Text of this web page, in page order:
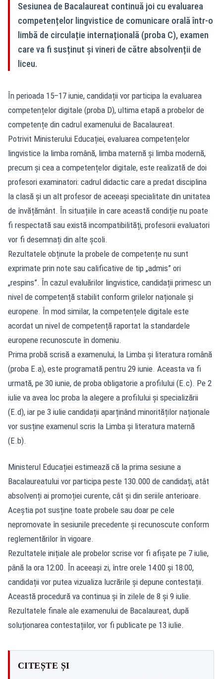
Sesiunea de Bacalaureat continuă joi cu evaluarea
competențelor lingvistice de comunicare orală într-o
limbă de circulație internațională (proba C), examen
care va fi susținut și vineri de către absolvenții de
liceu.
În perioada 15–17 iunie, candidații vor participa la evaluarea
competențelor digitale (proba D), ultima etapă a probelor de
competențe din cadrul examenului de Bacalaureat.
Potrivit Ministerului Educației, evaluarea competențelor
lingvistice la limba română, limba maternă și limba modernă,
precum și cea a competențelor digitale, este realizată de doi
profesori examinatori: cadrul didactic care a predat disciplina
la clasă și un alt profesor de aceeași specialitate din unitatea
de învățământ. În situațiile în care această condiție nu poate
fi respectată sau există incompatibilități, profesorii evaluatori
vor fi desemnați din alte școli.
Rezultatele obținute la probele de competențe nu sunt
exprimate prin note sau calificative de tip „admis” ori
„respins”. În cazul evaluărilor lingvistice, candidații primesc un
nivel de competență stabilit conform grilelor naționale și
europene. În mod similar, la competențele digitale este
acordat un nivel de competență raportat la standardele
europene recunoscute în domeniu.
Prima probă scrisă a examenului, la Limba și literatura română
(proba E.a), este programată pentru 29 iunie. Aceasta va fi
urmată, pe 30 iunie, de proba obligatorie a profilului (E.c). Pe 2
iulie va avea loc proba la alegere a profilului și specializării
(E.d), iar pe 3 iulie candidații aparținând minorităților naționale
vor susține examenul scris la Limba și literatura maternă
(E.b).
Ministerul Educației estimează că la prima sesiune a
Bacalaureatului vor participa peste 130.000 de candidați, atât
absolvenți ai promoției curente, cât și din seriile anterioare.
Aceștia pot susține toate probele sau doar pe cele
nepromovate în sesiunile precedente și recunoscute conform
reglementărilor în vigoare.
Rezultatele inițiale ale probelor scrise vor fi afișate pe 7 iulie,
până la ora 12:00. În aceeași zi, între orele 14:00 și 18:00,
candidații vor putea vizualiza lucrările și depune contestații.
Această procedură va continua și în zilele de 8 și 9 iulie.
Rezultatele finale ale examenului de Bacalaureat, după
soluționarea contestațiilor, vor fi publicate pe 13 iulie.
CITEȘTE ȘI